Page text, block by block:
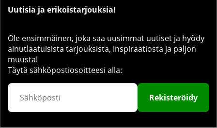
Uutisia ja erikoistarjouksia!
Ole ensimmäinen, joka saa uusimmat uutiset ja hyödy
ainutlaatuisista tarjouksista, inspiraatiosta ja paljon
muusta!
Täytä sähköpostiosoitteesi alla:
Rekisteröidy